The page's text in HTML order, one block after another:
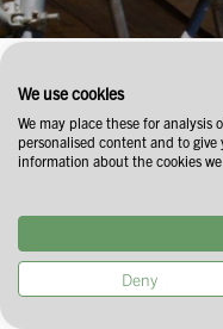
Eine
We use cookies
We may place these for analysis
personalised content and to give
information about the cookies
Deny